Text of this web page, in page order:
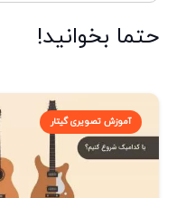
حتما بخوانید!
آموزش تصویری گیتار